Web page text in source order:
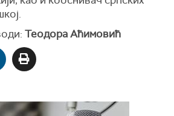
Теодора Аћимовић